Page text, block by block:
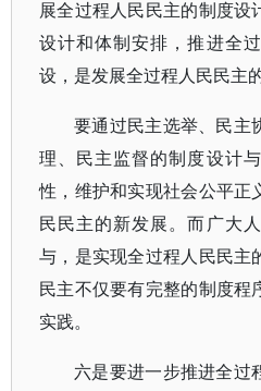
展全过程人民民主的制度设
设计和体制安排，推进全
设，是发展全过程人民民主
要通过民主选举、民主
理、民主监督的制度设计
性，维护和实现社会公平正
民民主的新发展。而广大
与，是实现全过程人民民主
民主不仅要有完整的制度程
实践。
六是要进一步推进全过